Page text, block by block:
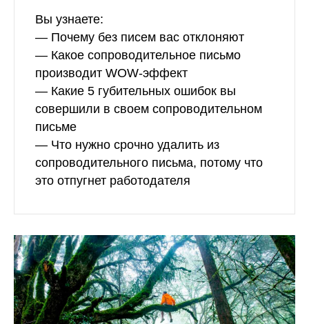
Вы узнаете:
— Почему без писем вас отклоняют
— Какое сопроводительное письмо
производит WOW-эффект
— Какие 5 губительных ошибок вы
совершили в своем сопроводительном
письме
— Что нужно срочно удалить из
сопроводительного письма, потому что
это отпугнет работодателя